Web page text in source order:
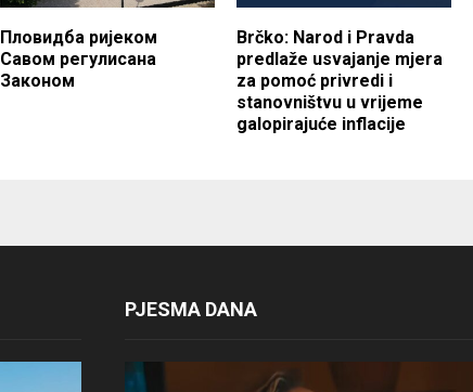
Пловидба ријеком
Савом регулисана
Законом
Brčko: Narod i Pravda
predlaže usvajanje mjera
za pomoć privredi i
stanovništvu u vrijeme
galopirajuće inflacije
PJESMA DANA